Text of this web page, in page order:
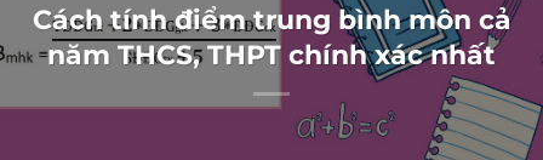
Cách tính điểm trung bình môn cả
năm THCS, THPT chính xác nhất